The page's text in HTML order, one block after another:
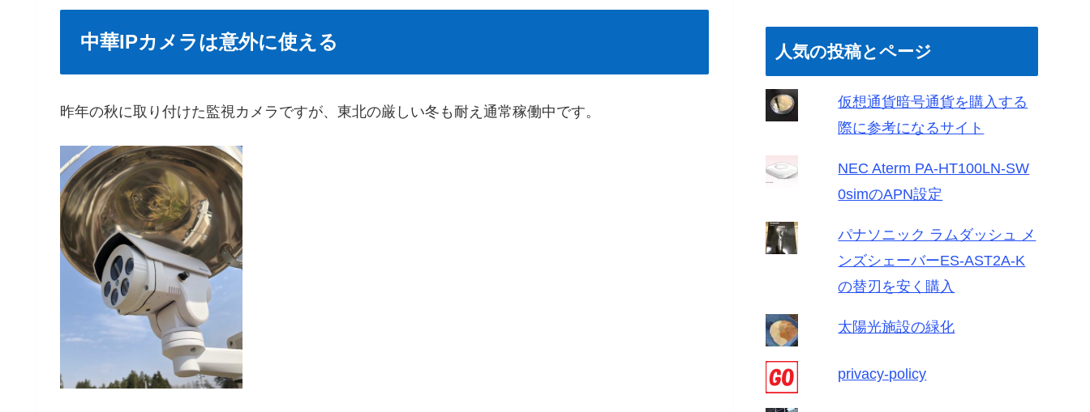
中華IPカメラは意外に使える
昨年の秋に取り付けた監視カメラですが、東北の厳しい冬も耐え通常稼働中です。
人気の投稿とページ
仮想通貨暗号通貨を購入する
際に参考になるサイト
NEC Aterm PA-HT100LN-SW
0simのAPN設定
パナソニック ラムダッシュ メ
ンズシェーバーES-AST2A-K
の替刃を安く購入
太陽光施設の緑化
privacy-policy